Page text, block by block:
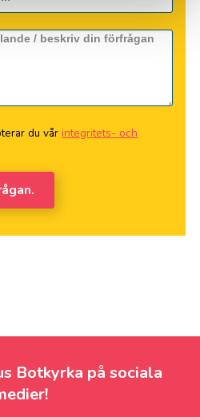
du vår integritets- och
Botkyrka på sociala